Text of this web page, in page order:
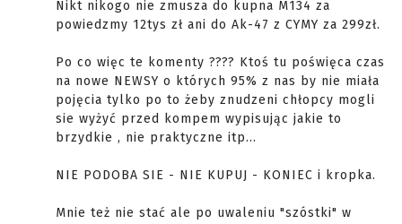
Nikt nikogo nie zmusza do kupna M134 za
powiedzmy 12tys zł ani do Ak-47 z CYMY za 299zł.
Po co więc te komenty ???? Ktoś tu poświęca czas
na nowe NEWSY o których 95% z nas by nie miała
pojęcia tylko po to żeby znudzeni chłopcy mogli
sie wyżyć przed kompem wypisując jakie to
brzydkie , nie praktyczne itp...
NIE PODOBA SIE - NIE KUPUJ - KONIEC i kropka.
Mnie też nie stać ale po uwaleniu "szóstki" w